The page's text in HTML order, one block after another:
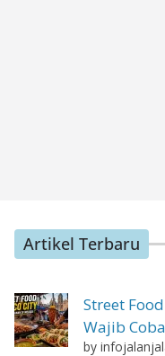
Artikel Terbaru
Street
Wajib Coba
by